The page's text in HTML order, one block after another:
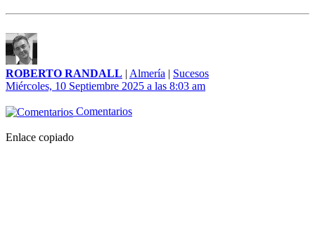
ROBERTO RANDALL | Almería | Sucesos
Miércoles, 10 Septiembre 2025 a las 8:03 am
Comentarios
Enlace copiado